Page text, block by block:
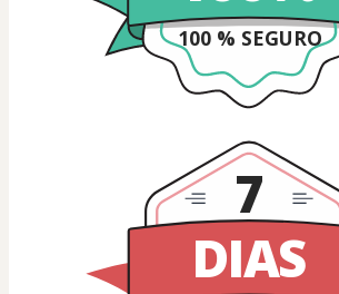
100 % SEGURO
DIAS
7